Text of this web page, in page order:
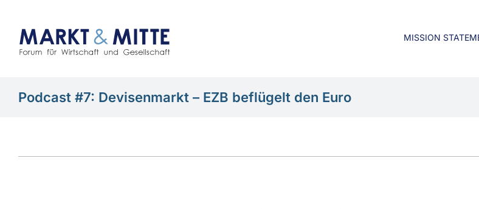
springen
MISSION
Podcast #7: Devisenmarkt – EZB beflügelt den Euro